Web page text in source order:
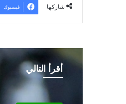
شاركها فيسبوك
أقرأ التالي